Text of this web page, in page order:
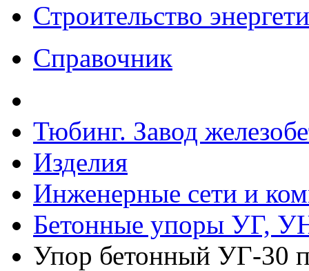
Строительство
Справочник
Тюбинг. Завод
Изделия
Инженерные сети и
Бетонные упоры УГ,
Упор бетонный УГ-30